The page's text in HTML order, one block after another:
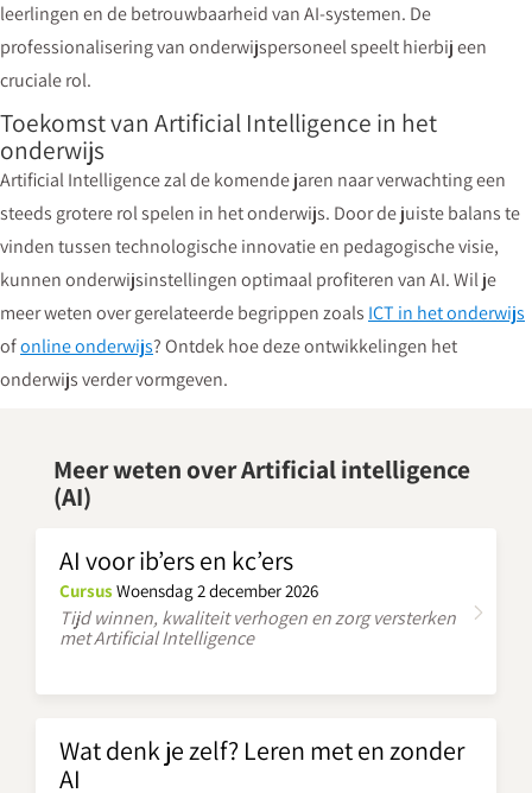
leerlingen en de betrouwbaarheid van AI-systemen. De
professionalisering van onderwijspersoneel speelt hierbij een
cruciale rol.
Toekomst van Artificial Intelligence in het
onderwijs
Artificial Intelligence zal de komende jaren naar verwachting een
steeds grotere rol spelen in het onderwijs. Door de juiste balans te
vinden tussen technologische innovatie en pedagogische visie,
kunnen onderwijsinstellingen optimaal profiteren van AI. Wil je
meer weten over gerelateerde begrippen zoals ICT in het onderwijs
ofonline onderwijs? Ontdek hoe deze ontwikkelingen het
onderwijs verder vormgeven.
Meer weten over Artificial intelligence
(AI)
AI voor ib’ers en kc’ers
CursusWoensdag 2 december 2026
Tijd winnen, kwaliteit verhogen en zorg versterken
met Artificial Intelligence
Wat denk je zelf? Leren met en zonder
AI